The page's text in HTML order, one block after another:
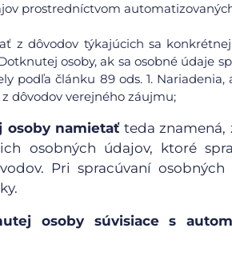
prostredníctvom
z dôvodov týkajúcich sa
osoby, ak sa osobné údaje
podľa článku 89 ods. 1.
dôvodov verejného záujmu;
osoby namietaťteda znamená,
osobných údajov, ktoré
Pri spracúvaní
osoby súvisiace s